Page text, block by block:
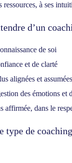
ressources, à ses
d’un
de soi
et de clarté
alignées et
des émotions et
affirmée, dans le
type de